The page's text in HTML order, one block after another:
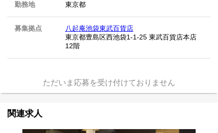
勤務地 東京都
募集拠点
八起庵池袋東武百貨店
東京都豊島区西池袋1-1-25 東武百貨店本店
12階
ただいま応募を受け付けておりません
関連求人